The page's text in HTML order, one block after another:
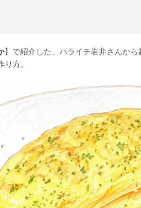
】で紹介した、ハライチ岩井さんか
り方。